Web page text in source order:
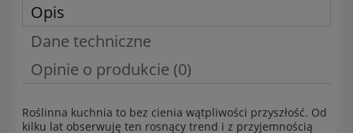
Opis
Dane techniczne
Opinie o produkcie (0)
Roślinna kuchnia to bez cienia wątpliwości przyszłość. Od
kilku lat obserwuję ten rosnący trend i z przyjemnością